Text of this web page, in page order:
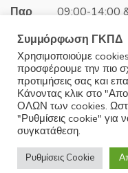
Παρ 09:00-14:00
Σαβ 09:00-15:00
Κυρ Κλειστά
© 2025
Συμμόρφωση ΓΚΠΔ
Χρησιμοποιούμε
προσφέρουμε την πιο
προτιμήσεις σας και
Κάνοντας κλικ στο
ΟΛΩΝ των cookies.
"Ρυθμίσεις cookie" για
συγκατάθεση.
Ρυθμίσεις Cookie